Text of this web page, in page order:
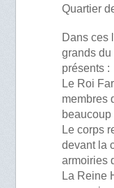
Quartier
Dans ces
grands du
présents :
Le Roi
membres
beaucoup
Le corps
devant la
armoiries
La Reine